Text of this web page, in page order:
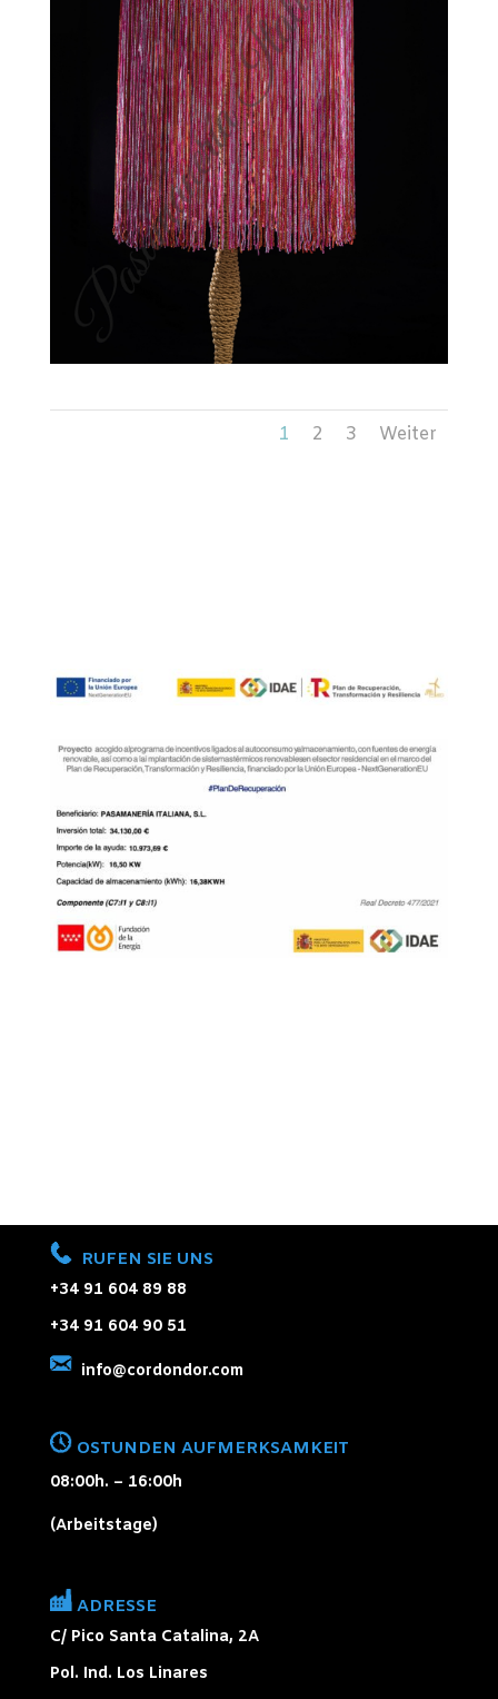
1 2 3 Weiter
RUFEN SIE UNS
+34 91 604 89 88
+34 91 604 90 51
info@cordondor.com
OSTUNDEN AUFMERKSAMKEIT
08:00h. – 16:00h
(Arbeitstage)
ADRESSE
C/ Pico Santa Catalina, 2A
Pol. Ind. Los Linares